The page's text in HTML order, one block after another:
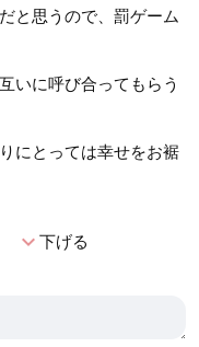
と思うので、罰ゲーム
いに呼び合ってもらう
にとっては幸せをお裾
expand_more下げる